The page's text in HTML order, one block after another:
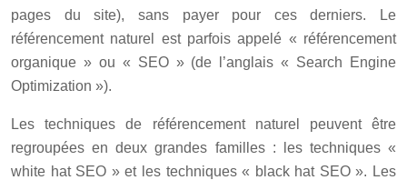
pages du site), sans payer pour ces derniers. Le
référencement naturel est parfois appelé « référencement
organique » ou « SEO » (de l’anglais « Search Engine
Optimization »).
Les techniques de référencement naturel peuvent être
regroupées en deux grandes familles : les techniques «
white hat SEO » et les techniques « black hat SEO ». Les